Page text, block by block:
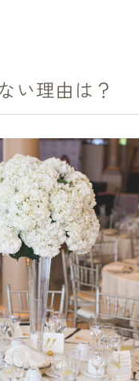
い理由は？